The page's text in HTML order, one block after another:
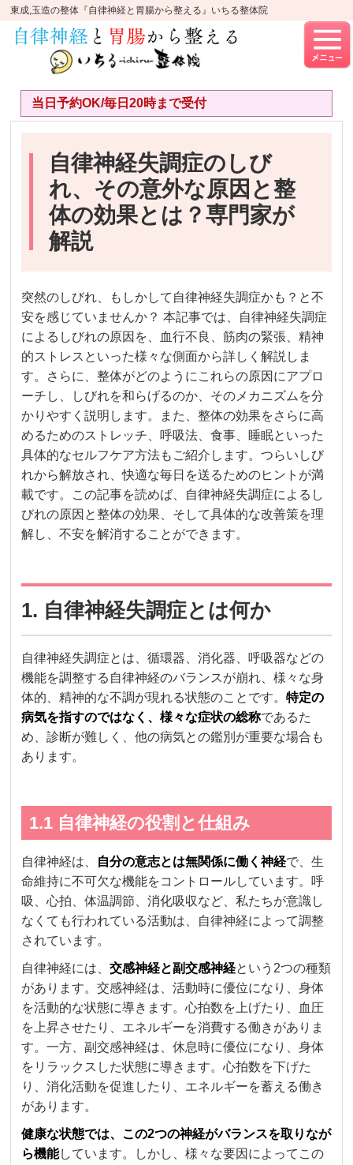
東成,玉造の整体『自律神経と胃腸から整える』いちる整体院
当日予約OK/毎日20時まで受付
自律神経失調症のしび
れ、その意外な原因と整
体の効果とは？専門家が
解説
突然のしびれ、もしかして自律神経失調症かも？と不
安を感じていませんか？ 本記事では、自律神経失調症
によるしびれの原因を、血行不良、筋肉の緊張、精神
的ストレスといった様々な側面から詳しく解説しま
す。さらに、整体がどのようにこれらの原因にアプロ
ーチし、しびれを和らげるのか、そのメカニズムを分
かりやすく説明します。また、整体の効果をさらに高
めるためのストレッチ、呼吸法、食事、睡眠といった
具体的なセルフケア方法もご紹介します。つらいしび
れから解放され、快適な毎日を送るためのヒントが満
載です。この記事を読めば、自律神経失調症によるし
びれの原因と整体の効果、そして具体的な改善策を理
解し、不安を解消することができます。
1. 自律神経失調症とは何か
自律神経失調症とは、循環器、消化器、呼吸器などの
機能を調整する自律神経のバランスが崩れ、様々な身
体的、精神的な不調が現れる状態のことです。特定の
病気を指すのではなく、様々な症状の総称であるた
め、診断が難しく、他の病気との鑑別が重要な場合も
あります。
1.1 自律神経の役割と仕組み
自律神経は、 自分の意志とは無関係に働く神経で、生
命維持に不可欠な機能をコントロールしています。呼
吸、心拍、体温調節、消化吸収など、私たちが意識し
なくても行われている活動は、自律神経によって調整
されています。
自律神経には、交感神経と副交感神経という2つの種類
があります。交感神経は、活動時に優位になり、身体
を活動的な状態に導きます。心拍数を上げたり、血圧
を上昇させたり、エネルギーを消費する働きがありま
す。一方、副交感神経は、休息時に優位になり、身体
をリラックスした状態に導きます。心拍数を下げた
り、消化活動を促進したり、エネルギーを蓄える働き
があります。
健康な状態では、この2つの神経がバランスを取りなが
ら機能しています。しかし、様々な要因によってこの